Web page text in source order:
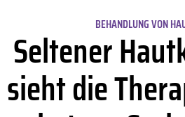
BEHANDLUNG VON
Seltener
sieht die